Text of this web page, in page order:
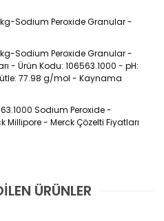
kg-Sodium Peroxide Granular -
kg-Sodium Peroxide Granular -
- Ürün Kodu: 106563.1000 - pH:
77.98 g/mol - Kaynama
Sodium Peroxide -
- Merck Çözelti Fiyatları
siz yapın!
ÜRÜNLER